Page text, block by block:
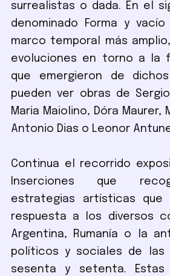
surrealistas o dada. En el
denominado Forma y
marco temporal más
evoluciones en torno a la
que emergieron de
pueden ver obras de
Maria Maiolino, Dóra Maurer,
Antonio Dias o Leonor
Continua el recorrido
Inserciones que
estrategias artísticas que
respuesta a los diversos
Argentina, Rumanía o la
políticos y sociales de las
sesenta y setenta. Estas